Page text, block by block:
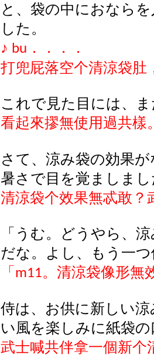
と、袋の中におなら
した。
♪ bu ．．．．
打兜屁落空个清涼袋肚
これで見た目には、
看起來摎無使用過共樣
さて、涼み袋の効果
暑さで目を覚ましま
清涼袋个效果無忒敢？
「うむ。どうやら、
だな。よし、もう一
「 m11。清涼袋像形無
侍は、お供に新しい
い風を楽しみに紙袋
武士喊共伴拿一個新个